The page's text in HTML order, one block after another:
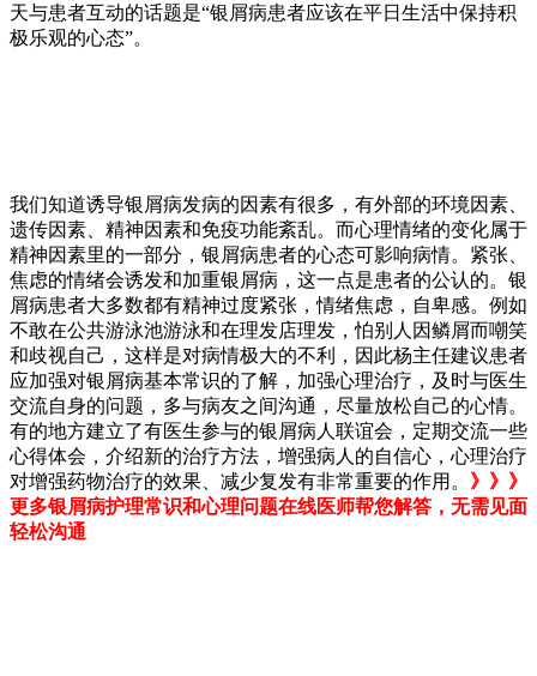
天与患者互动的话题是“银屑病患者应该在平日生活中保持积
极乐观的心态”。
我们知道诱导银屑病发病的因素有很多，有外部的环境因素、
遗传因素、精神因素和免疫功能紊乱。而心理情绪的变化属于
精神因素里的一部分，银屑病患者的心态可影响病情。紧张、
焦虑的情绪会诱发和加重银屑病，这一点是患者的公认的。银
屑病患者大多数都有精神过度紧张，情绪焦虑，自卑感。例如
不敢在公共游泳池游泳和在理发店理发，怕别人因鳞屑而嘲笑
和歧视自己，这样是对病情极大的不利，因此杨主任建议患者
应加强对银屑病基本常识的了解，加强心理治疗，及时与医生
交流自身的问题，多与病友之间沟通，尽量放松自己的心情。
有的地方建立了有医生参与的银屑病人联谊会，定期交流一些
心得体会，介绍新的治疗方法，增强病人的自信心，心理治疗
对增强药物治疗的效果、减少复发有非常重要的作用。 》》》
更多银屑病护理常识和心理问题在线医师帮您解答，无需见面
轻松沟通